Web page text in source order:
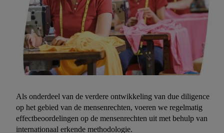
Als onderdeel van de verdere ontwikkeling van due diligence
op het gebied van de mensenrechten, voeren we regelmatig
effectbeoordelingen op de mensenrechten uit met behulp van
internationaal erkende methodologie.